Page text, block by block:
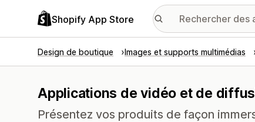
Shopify App Store
Design de boutique Images et supports multimédias
Applications de vidéo et de
Présentez vos produits de façon